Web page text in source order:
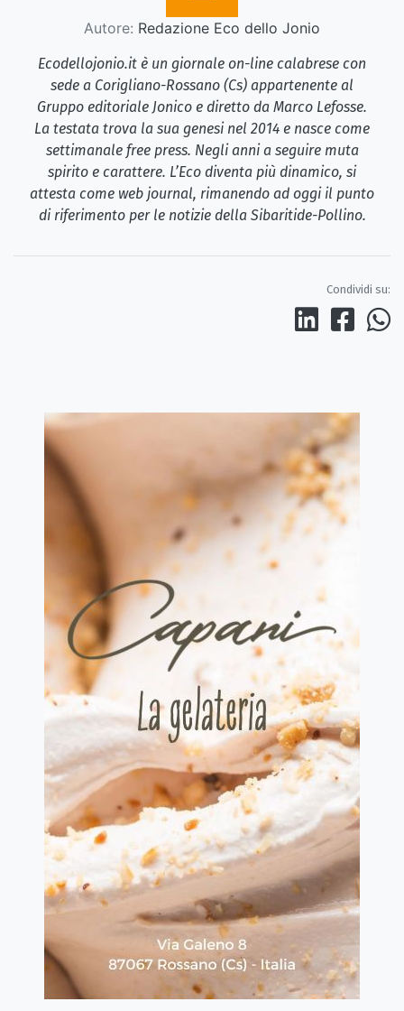
Autore: Redazione Eco dello Jonio
Ecodellojonio.it è un giornale on-line calabrese con
sede a Corigliano-Rossano (Cs) appartenente al
Gruppo editoriale Jonico e diretto da Marco Lefosse.
La testata trova la sua genesi nel 2014 e nasce come
settimanale free press. Negli anni a seguire muta
spirito e carattere. L’Eco diventa più dinamico, si
attesta come web journal, rimanendo ad oggi il punto
di riferimento per le notizie della Sibaritide-Pollino.
Condividi su: